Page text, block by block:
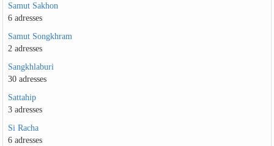
Samut Sakhon
6 adresses
Samut Songkhram
2 adresses
Sangkhlaburi
30 adresses
Sattahip
3 adresses
Si Racha
6 adresses